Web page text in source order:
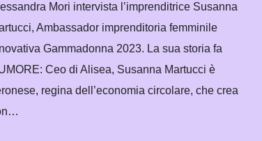
Mori intervista l’imprenditrice Susanna
Ambassador imprenditoria femminile
Gammadonna 2023. La sua storia fa
Ceo di Alisea, Susanna Martucci è
regina dell’economia circolare, che crea